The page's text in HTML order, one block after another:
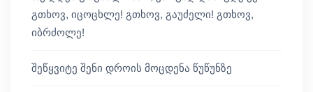
გთხოვ, იცოცხლე! გთხოვ, გაუძელი! გთხოვ,
იბრძოლე!
შეწყვიტე შენი დროის მოცდენა წუწუნზე